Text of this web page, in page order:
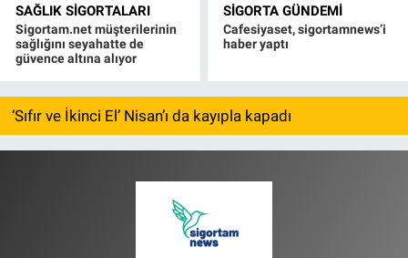
SAĞLIK SIGORTALARI
Sigortam.net müşterilerinin
sağlığını seyahatte de
güvence altına alıyor
SIGORTA GÜNDEMI
Cafesiyaset, sigortamnews’i
haber yaptı
‘Sıfır ve İkinci El’ Nisan’ı da kayıpla kapadı